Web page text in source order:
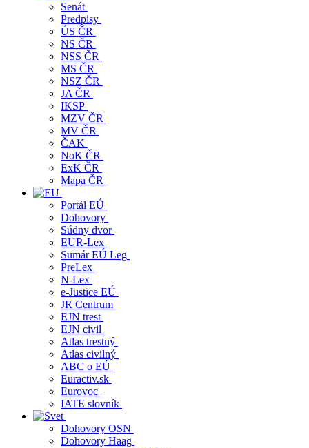
Senát
Predpisy
ÚS ČR
NS ČR
NSS ČR
MS ČR
NSZ ČR
JA ČR
IKSP
MZV ČR
MV ČR
ČAK
NoK ČR
ExK ČR
Mapa ČR
Portál EÚ
Dohovory
Súdny dvor
EUR-Lex
Sumár EÚ Leg
PreLex
N-Lex
e-Justice EÚ
JR Centrum
EJN trest
EJN civil
Atlas trestný
Atlas civilný
ABC o EÚ
Euractiv.sk
Eurovoc
IATE slovník
Dohovory OSN
Dohovory Haag